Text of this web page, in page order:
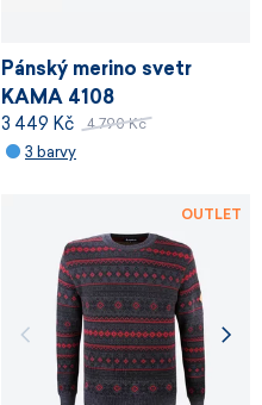
Pánský merino svetr
KAMA 4108
3 449 Kč 4 790 Kč
3 barvy
OUTLET